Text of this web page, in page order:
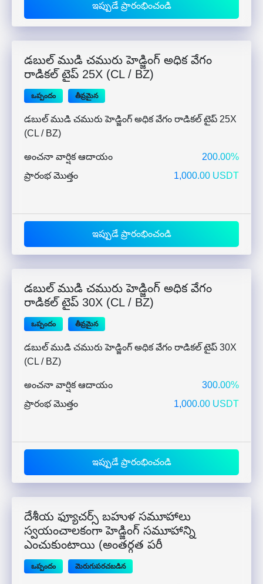
ఇప్పుడే ప్రారంభించండి
డబుల్ ముడి చమురు హెడ్జింగ్ అధిక వేగం
రాడికల్ టైప్ 25X (CL / BZ)
ఒప్పందం తీవ్రమైన
డబుల్ ముడి చమురు హెడ్జింగ్ అధిక వేగం రాడికల్ టైప్ 25X
(CL / BZ)
అంచనా వార్షిక ఆదాయం
200.00%
ప్రారంభ మొత్తం
1,000.00 USDT
ఇప్పుడే ప్రారంభించండి
డబుల్ ముడి చమురు హెడ్జింగ్ అధిక వేగం
రాడికల్ టైప్ 30X (CL / BZ)
ఒప్పందం తీవ్రమైన
డబుల్ ముడి చమురు హెడ్జింగ్ అధిక వేగం రాడికల్ టైప్ 30X
(CL / BZ)
అంచనా వార్షిక ఆదాయం
300.00%
ప్రారంభ మొత్తం
1,000.00 USDT
ఇప్పుడే ప్రారంభించండి
దేశీయ ఫ్యూచర్స్ బహుళ సమూహాలు
స్వయంచాలకంగా హెడ్జింగ్ సమూహాన్ని
ఎంచుకుంటాయి (అంతర్గత పరీ
ఒప్పందం మెరుగుపరచబడిన